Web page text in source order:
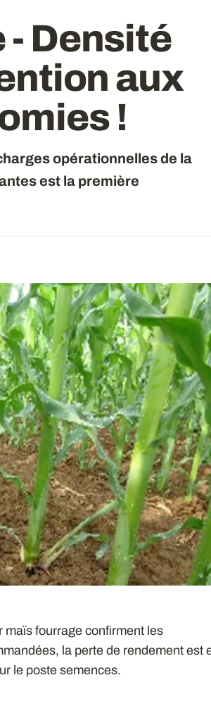
- Densité
aux
!
opérationnelles de la
est la première
maïs fourrage confirment les
la perte de rendement est
le poste semences.